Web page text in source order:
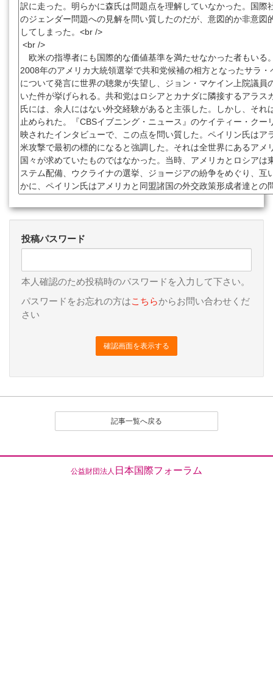
投稿パスワード
本人確認のため投稿時のパスワードを入力して下さい。
パスワードをお忘れの方はこちらからお問い合わせくだ
さい
確認画面を表示する
記事一覧へ戻る
公益財団法人 日本国際フォーラム